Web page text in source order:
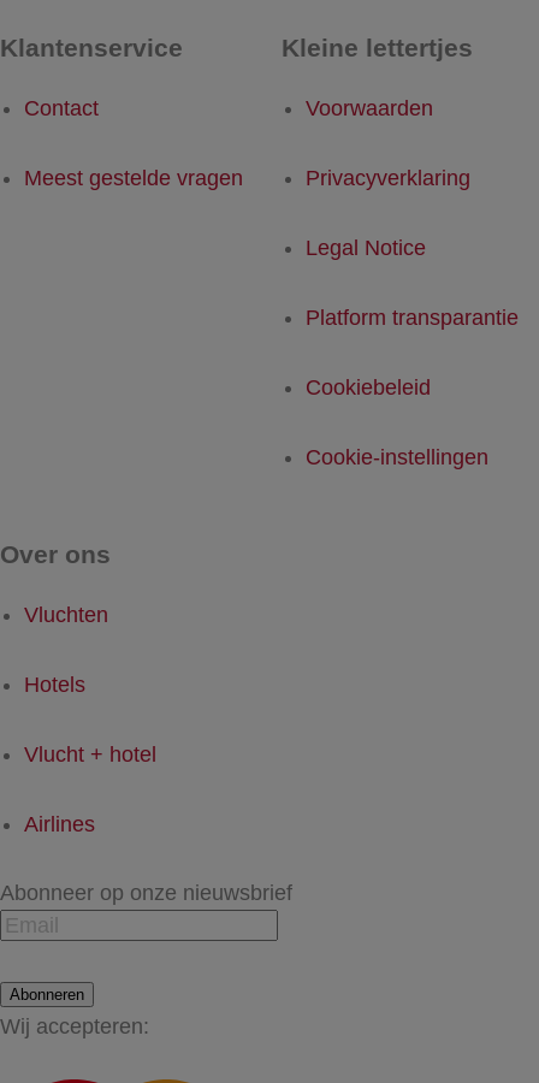
Klantenservice
Contact
Meest gestelde vragen
Kleine lettertjes
Voorwaarden
Privacyverklaring
Legal Notice
Platform transparantie
Cookiebeleid
Cookie-instellingen
Over ons
Vluchten
Hotels
Vlucht + hotel
Airlines
Abonneer op onze nieuwsbrief
Abonneren
Wij accepteren: